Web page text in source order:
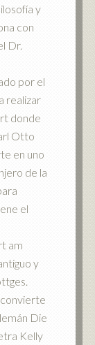
y
con
Dr.
por el
realizar
donde
Otto
en uno
de la
el
am
y
Die
Kelly